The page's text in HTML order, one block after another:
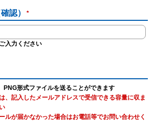
認） *
入力ください
PNG形式ファイルを送ることができます
、記入したメールアドレスで受信できる容量に収ま
ルが届かなかった場合はお電話等でお問い合わせく